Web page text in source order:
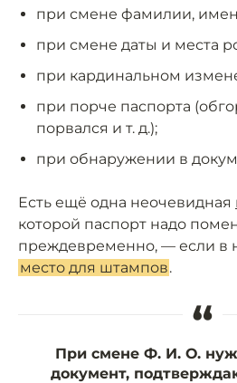
при смене фамилии,
при смене даты и места
при кардинальном
при порче паспорта
порвался и т. д.);
при обнаружении в
Есть ещё одна неочевидная
которой паспорт надо
преждевременно, — если в
место для штампов.
“
При смене Ф. И. О.
документ,